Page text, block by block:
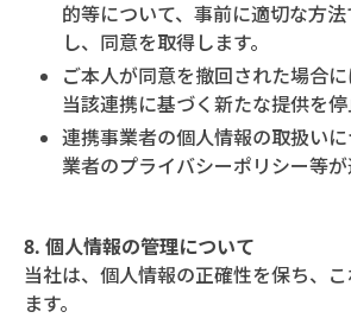
的等について、事前に適切な方
し、同意を取得します。
ご本人が同意を撤回された場合に
当該連携に基づく新たな提供を停
連携事業者の個人情報の取扱い
業者のプライバシーポリシー等が
8. 個人情報の管理について
当社は、個人情報の正確性を保ち、
ます。